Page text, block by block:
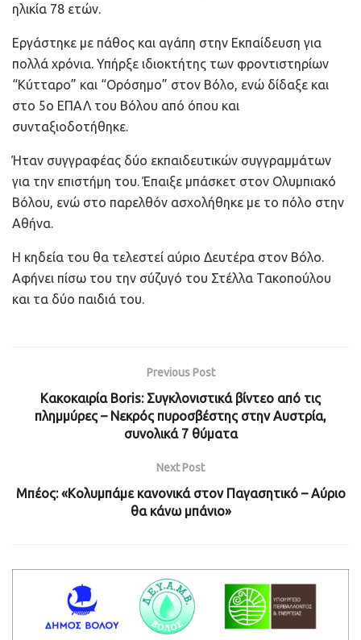
ηλικία 78 ετών.
Εργάστηκε με πάθος και αγάπη στην Εκπαίδευση για
πολλά χρόνια. Υπήρξε ιδιοκτήτης των φροντιστηρίων
“Κύτταρο” και “Ορόσημο” στον Βόλο, ενώ δίδαξε και
στο 5ο ΕΠΑΛ του Βόλου από όπου και
συνταξιοδοτήθηκε.
Ήταν συγγραφέας δύο εκπαιδευτικών συγγραμμάτων
για την επιστήμη του. Έπαιξε μπάσκετ στον Ολυμπιακό
Βόλου, ενώ στο παρελθόν ασχολήθηκε με το πόλο στην
Αθήνα.
Η κηδεία του θα τελεστεί αύριο Δευτέρα στον Βόλο.
Αφήνει πίσω του την σύζυγό του Στέλλα Τακοπούλου
και τα δύο παιδιά του.
Previous Post
Κακοκαιρία Boris: Συγκλονιστικά βίντεο από τις
πλημμύρες – Νεκρός πυροσβέστης στην Αυστρία,
συνολικά 7 θύματα
Next Post
Μπέος: «Κολυμπάμε κανονικά στον Παγασητικό – Αύριο
θα κάνω μπάνιο»